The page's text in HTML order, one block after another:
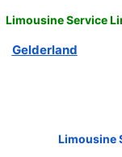
Limousine Service
Gelderland
Limousine